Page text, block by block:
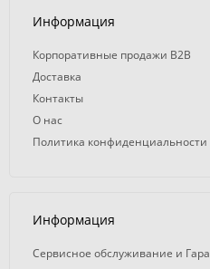
Информация
Корпоративные продажи B2B
Доставка
Контакты
О нас
Политика конфиденциальности
Информация
Сервисное обслуживание и